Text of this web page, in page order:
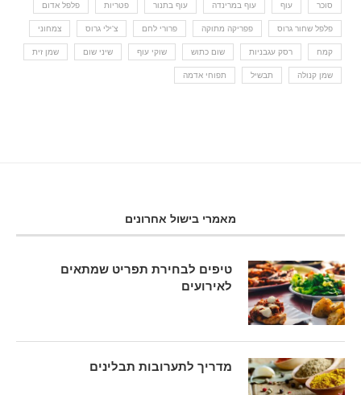
סוכר עוף עוף במרינדה עוף בתנור פטריות פלפל אדום
פלפל שחור גרוס פפריקה מתוקה פרורי לחם צ'ילי גרוס צמחוני
קמח רסק עגבניות שום כתוש שוקי עוף שיני שום שמן זית
שמן קנולה תבשיל תפוחי אדמה
מאמרי בישול אחרונים
טיפים לבחירת תפריט שמתאים
לאירועים
מדריך לתערובות תבלינים